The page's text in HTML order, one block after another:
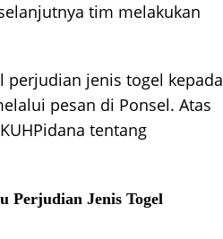
tim melakukan
perjudian jenis togel kepada
pesan di Ponsel. Atas
tentang
Perjudian Jenis Togel